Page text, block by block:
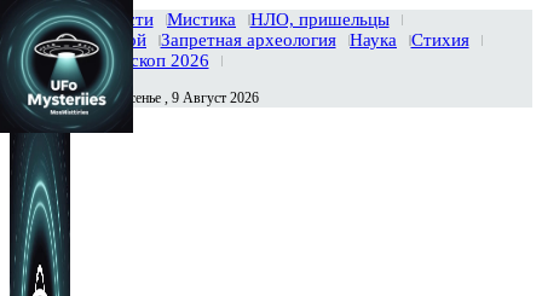
Главная Новости Мистика
НЛО, пришельцы
Тайны вселенной
Запретная археология Наука
Стихия
История
Гороскоп 2026
Сегодня Воскресенье , 9 Август 2026